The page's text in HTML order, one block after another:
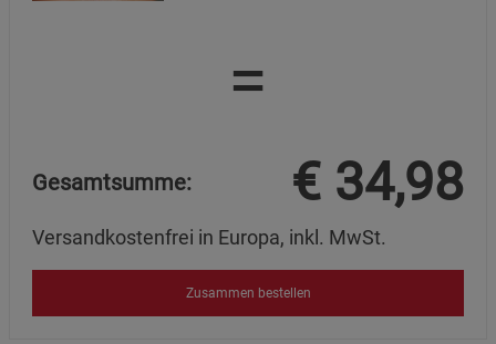
=
Gesamtsumme: € 34,98
Versandkostenfrei in Europa, inkl. MwSt.
Zusammen bestellen